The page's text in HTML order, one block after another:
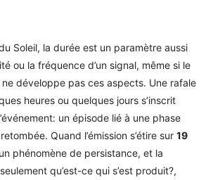
Soleil, la durée est un paramètre aussi
ou la fréquence d’un signal, même si le
développe pas ces aspects. Une rafale
heures ou quelques jours s’inscrit
un épisode lié à une phase
Quand l’émission s’étire sur 19
phénomène de persistance, et la
qu’est-ce qui s’est produit?,